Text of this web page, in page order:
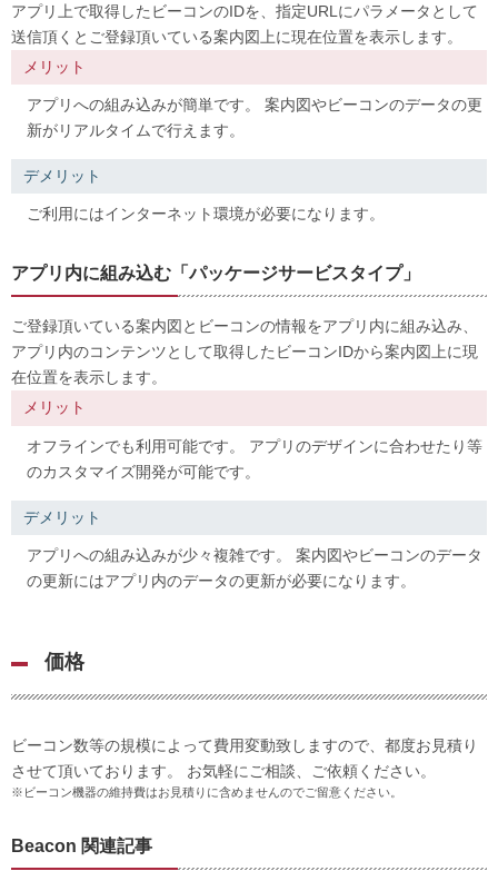
アプリ上で取得したビーコンのIDを、指定URLにパラメータとして
送信頂くとご登録頂いている案内図上に現在位置を表示します。
メリット
アプリへの組み込みが簡単です。 案内図やビーコンのデータの更
新がリアルタイムで行えます。
デメリット
ご利用にはインターネット環境が必要になります。
アプリ内に組み込む「パッケージサービスタイプ」
ご登録頂いている案内図とビーコンの情報をアプリ内に組み込み、
アプリ内のコンテンツとして取得したビーコンIDから案内図上に現
在位置を表示します。
メリット
オフラインでも利用可能です。 アプリのデザインに合わせたり等
のカスタマイズ開発が可能です。
デメリット
アプリへの組み込みが少々複雑です。 案内図やビーコンのデータ
の更新にはアプリ内のデータの更新が必要になります。
価格
ビーコン数等の規模によって費用変動致しますので、都度お見積り
させて頂いております。 お気軽にご相談、ご依頼ください。
※ビーコン機器の維持費はお見積りに含めませんのでご留意ください。
Beacon 関連記事